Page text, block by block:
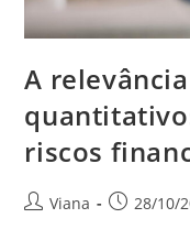
A
riscos
Viana 28/10/